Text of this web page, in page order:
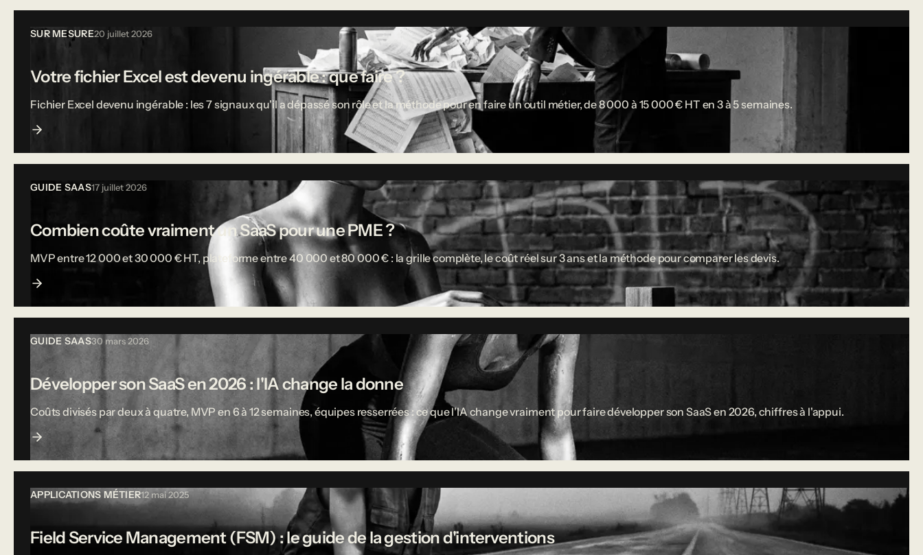
SUR MESURE20 juillet 2026
Votre fichier Excel est devenu ingérable : que faire ?
Fichier Excel devenu ingérable : les 7 signaux qu'il a dépassé son rôle et la méthode pour en faire un outil métier, de 8 000 à 15 000 € HT en 3 à 5 semaines.
GUIDE SAAS17 juillet 2026
Combien coûte vraiment un SaaS pour une PME ?
MVP entre 12 000 et 30 000 € HT, plateforme entre 40 000 et 80 000 € : la grille complète, le coût réel sur 3 ans et la méthode pour comparer les devis.
GUIDE SAAS30 mars 2026
Développer son SaaS en 2026 : l'IA change la donne
Coûts divisés par deux à quatre, MVP en 6 à 12 semaines, équipes resserrées : ce que l'IA change vraiment pour faire développer son SaaS en 2026, chiffres à l'appui.
APPLICATIONS MÉTIER12 mai 2025
Field Service Management (FSM) : le guide de la gestion d'interventions